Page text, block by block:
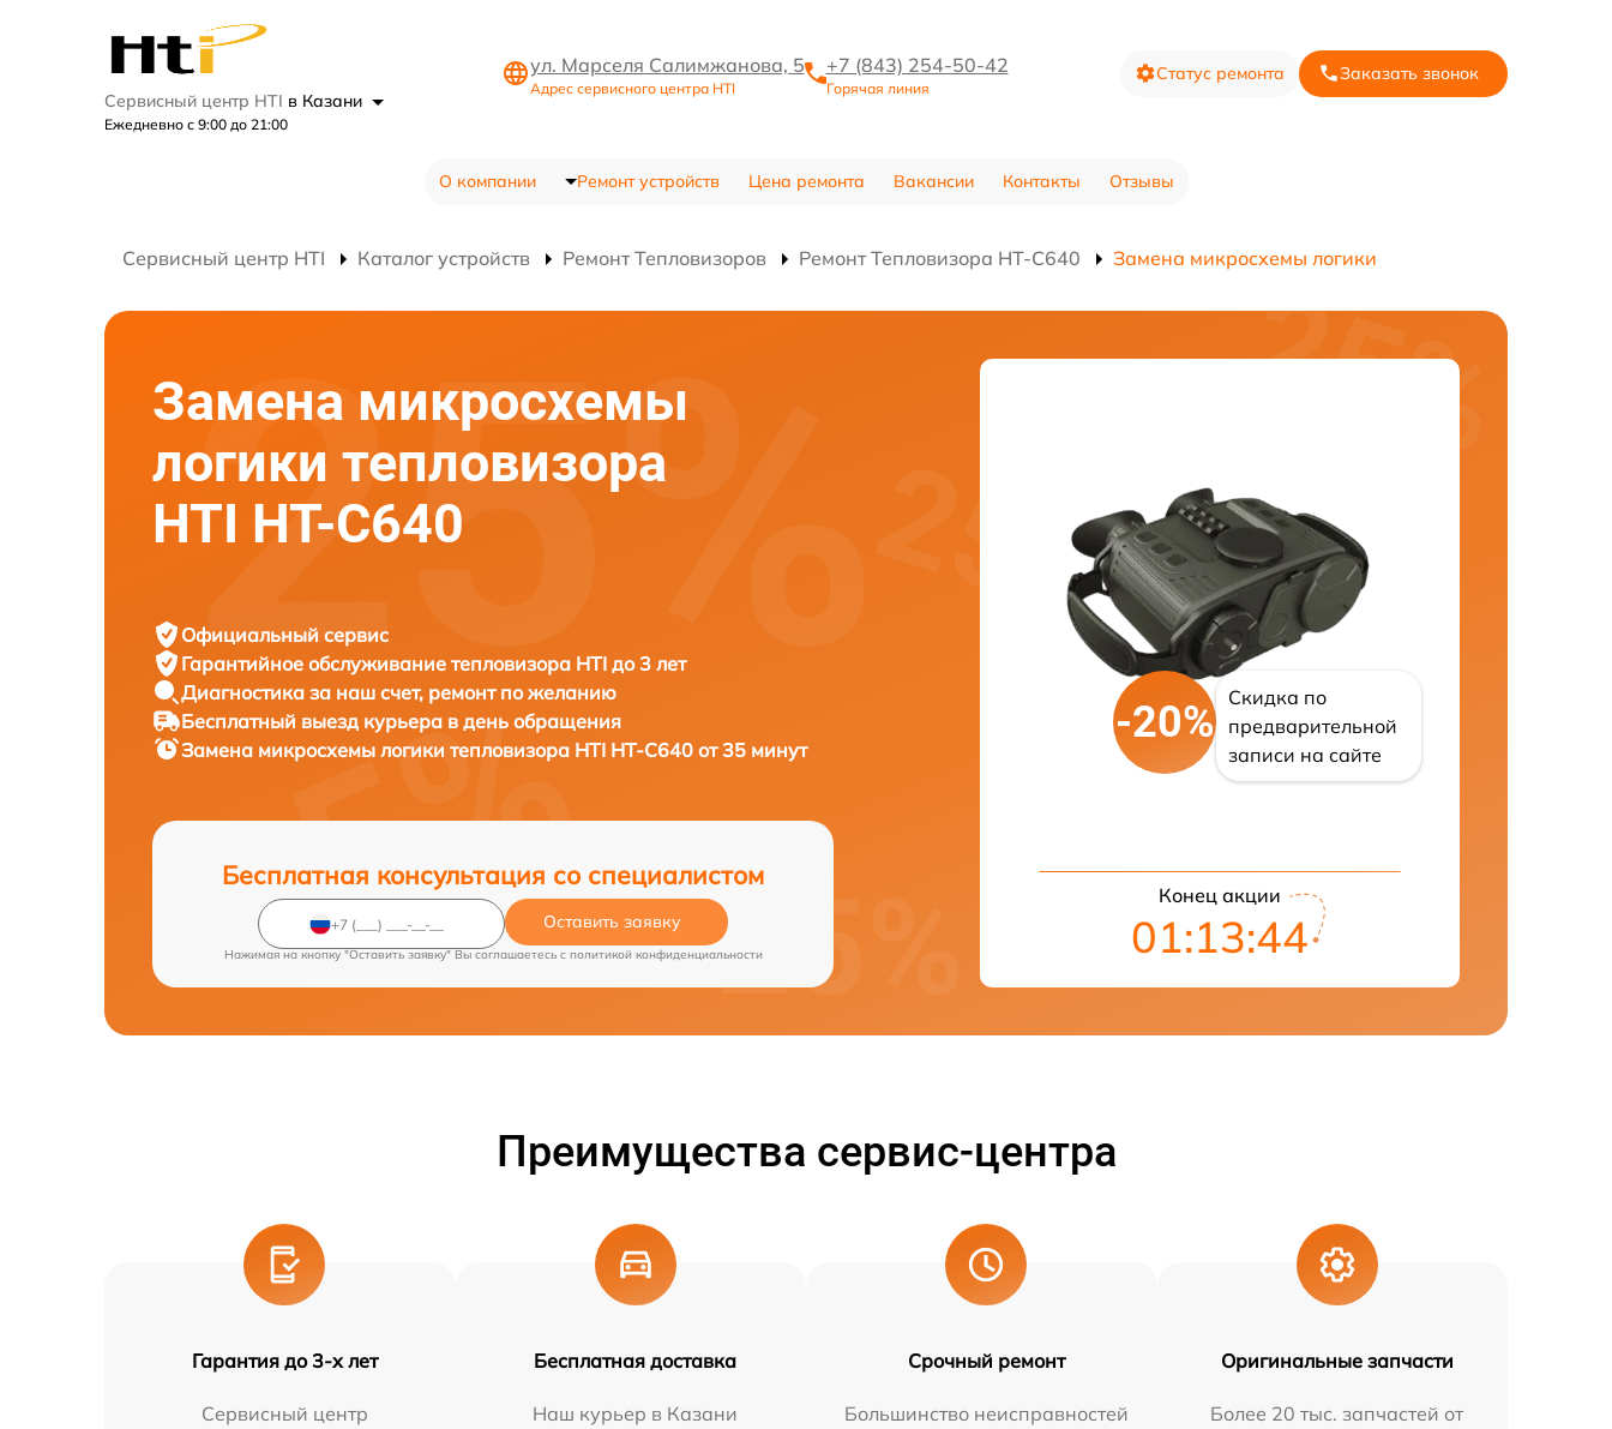
Сервисный центр HTI в Казани
Ежедневно с 9:00 до 21:00
ул. Марселя Салимжанова, 5
Адрес сервисного центра HTI
+7 (843) 254-50-42
Горячая линия
Статус ремонта Заказать звонок
О компании Ремонт устройств Цена ремонта Вакансии Контакты Отзывы
Сервисный центр HTI Каталог устройств Ремонт Тепловизоров Ремонт Тепловизора HT-C640 Замена микросхемы логики
Замена микросхемы
логики тепловизора
HTI HT-C640
Официальный сервис
Гарантийное обслуживание тепловизора HTI до 3 лет
Диагностика за наш счет, ремонт по желанию
Бесплатный выезд курьера в день обращения
Замена микросхемы логики тепловизора HTI HT-C640 от 35 минут
Бесплатная консультация со специалистом
Оставить заявку
Нажимая на кнопку "Оставить заявку" Вы соглашаетесь c политикой конфиденциальности
-20%
Скидка по
предварительной
записи на сайте
Конец акции
01:13:43
Преимущества сервис-центра
Гарантия до 3-х лет
Сервисный центр
Бесплатная доставка
Наш курьер в Казани
Срочный ремонт
Большинство неисправностей
Оригинальные запчасти
Более 20 тыс. запчастей от